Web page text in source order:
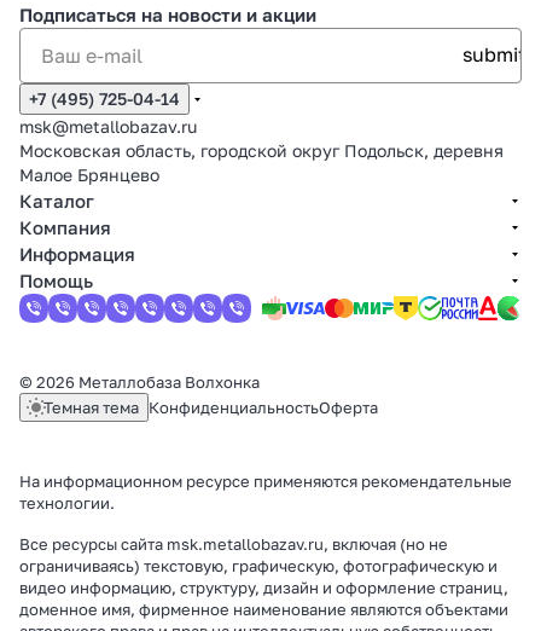
Подписаться на новости и акции
+7 (495) 725-04-14
msk@metallobazav.ru
Московская область, городской округ Подольск, деревня
Малое Брянцево
Каталог
Компания
Информация
Помощь
© 2026 Металлобаза Волхонка
Темная тема КонфиденциальностьОферта
На информационном ресурсе применяются рекомендательные
технологии.
Все ресурсы сайта msk.metallobazav.ru, включая (но не
ограничиваясь) текстовую, графическую, фотографическую и
видео информацию, структуру, дизайн и оформление страниц,
доменное имя, фирменное наименование являются объектами